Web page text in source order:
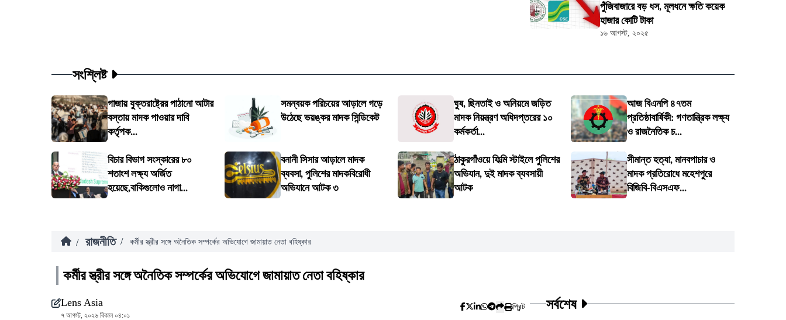
পুঁজিবাজারে বড় ধস, মূলধনে ক্ষতি কয়েক
হাজার কোটি টাকা
১৬ আগস্ট, ২০২৫
সংশ্লিষ্ট
গাজায় যুক্তরাষ্ট্রের পাঠানো আটার
বস্তায় মাদক পাওয়ার দাবি
কর্তৃপক...
সমন্বয়ক পরিচয়ের আড়ালে গড়ে
উঠেছে ভয়ঙ্কর মাদক সিন্ডিকেট
ঘুষ, ছিনতাই ও অনিয়মে জড়িত
মাদক নিয়ন্ত্রণ অধিদপ্তরের ১০
কর্মকর্তা...
আজ বিএনপি ৪৭তম
প্রতিষ্ঠাবার্ষিকী: গণতান্ত্রিক লক্ষ্য
ও রাজনৈতিক চ...
বিচার বিভাগ সংস্কারের ৮০
শতাংশ লক্ষ্য অর্জিত
হয়েছে,বাকিগুলোও নাগা...
বনানী সিসার আড়ালে মাদক
ব্যবসা, পুলিশের মাদকবিরোধী
অভিযানে আটক ৩
ঠাকুরগাঁওয়ে ফিল্মি স্টাইলে পুলিশের
অভিযান, দুই মাদক ব্যবসায়ী
আটক
সীমান্ত হত্যা, মানবপাচার ও
মাদক প্রতিরোধে মহেশপুরে
বিজিবি-বিএসএফ...
/ রাজনীতি / কর্মীর স্ত্রীর সঙ্গে অনৈতিক সম্পর্কের অভিযোগে জামায়াত নেতা বহিষ্কার
কর্মীর স্ত্রীর সঙ্গে অনৈতিক সম্পর্কের অভিযোগে জামায়াত নেতা বহিষ্কার
Lens Asia
৭ আগস্ট, ২০২৬ বিকাল ০৪:০১
প্রিন্ট সর্বশেষ